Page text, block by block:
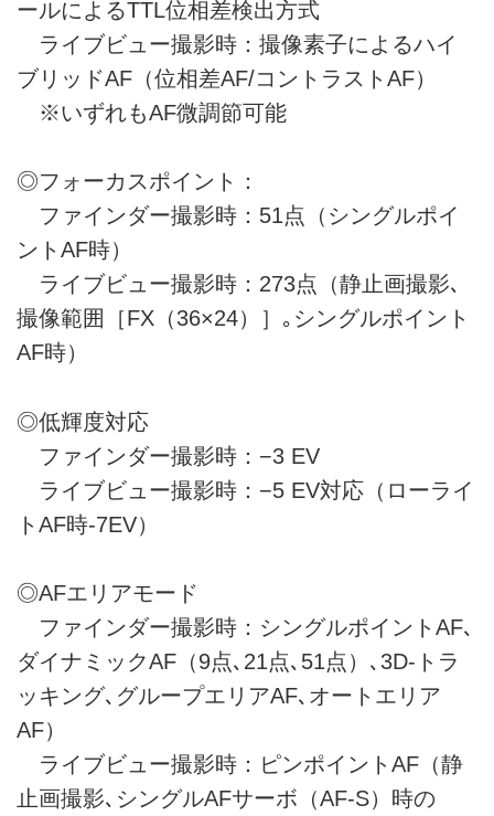
ールによるTTL位相差検出方式
ライブビュー撮影時：撮像素子によるハイ
ブリッドAF（位相差AF/コントラストAF）
※いずれもAF微調節可能
◎フォーカスポイント：
ファインダー撮影時：51点（シングルポイ
ントAF時）
ライブビュー撮影時：273点（静止画撮影､
撮像範囲［FX（36×24）］｡シングルポイント
AF時）
◎低輝度対応
ファインダー撮影時：−3 EV
ライブビュー撮影時：−5 EV対応（ローライ
トAF時-7EV）
◎AFエリアモード
ファインダー撮影時：シングルポイントAF､
ダイナミックAF（9点､21点､51点）､3D-トラ
ッキング､グループエリアAF､オートエリア
AF）
ライブビュー撮影時：ピンポイントAF（静
止画撮影､シングルAFサーボ（AF-S）時の